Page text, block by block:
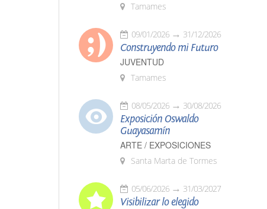
Tamames
09/01/2026 31/12/2026
Construyendo mi Futuro
JUVENTUD
Tamames
08/05/2026 30/08/2026
Exposición Oswaldo
Guayasamín
ARTE / EXPOSICIONES
Santa Marta de Tormes
05/06/2026 31/03/2027
Visibilizar lo elegido